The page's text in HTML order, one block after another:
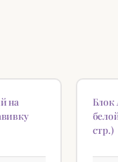
на
Блок
стр.)